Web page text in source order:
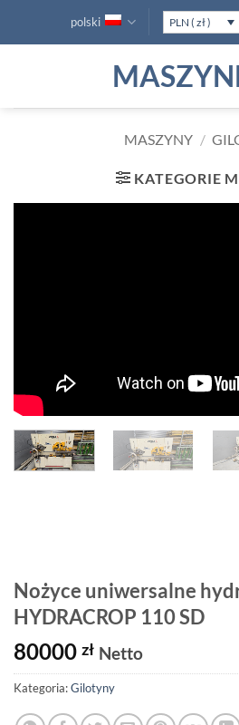
polski PLN ( zł )
MASZYNY /
KATEGORIE
Nożyce uniwersalne
HYDRACROP 110 SD
80000 zł Netto
Kategoria:Gilotyny